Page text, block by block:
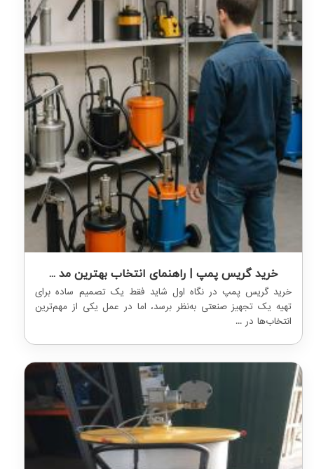
خرید گریس پمپ | راهنمای انتخاب بهترین مد ...
خرید گریس پمپ در نگاه اول شاید فقط یک تصمیم ساده برای
تهیه یک تجهیز صنعتی به‌نظر برسد، اما در عمل یکی از مهم‌ترین
انتخاب‌ها در ...